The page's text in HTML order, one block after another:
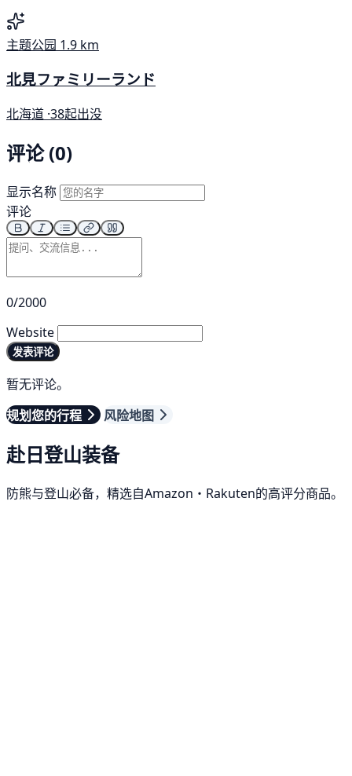
主题公园 1.9 km
北見ファミリーランド
北海道 ·38起出没
评论 (0)
显示名称
评论
0/2000
Website
发表评论
暂无评论。
规划您的行程
风险地图
赴日登山装备
防熊与登山必备，精选自Amazon・Rakuten的高评分商品。